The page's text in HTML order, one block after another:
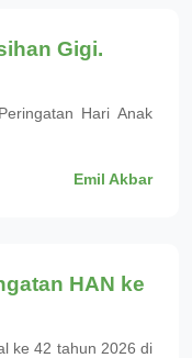
Gigi.
Hari Anak
Emil Akbar
HAN ke
ke 42 tahun 2026 di